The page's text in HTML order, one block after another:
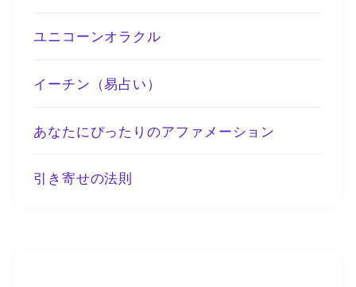
ユニコーンオラクル
イーチン（易占い）
あなたにぴったりのアファメーション
引き寄せの法則